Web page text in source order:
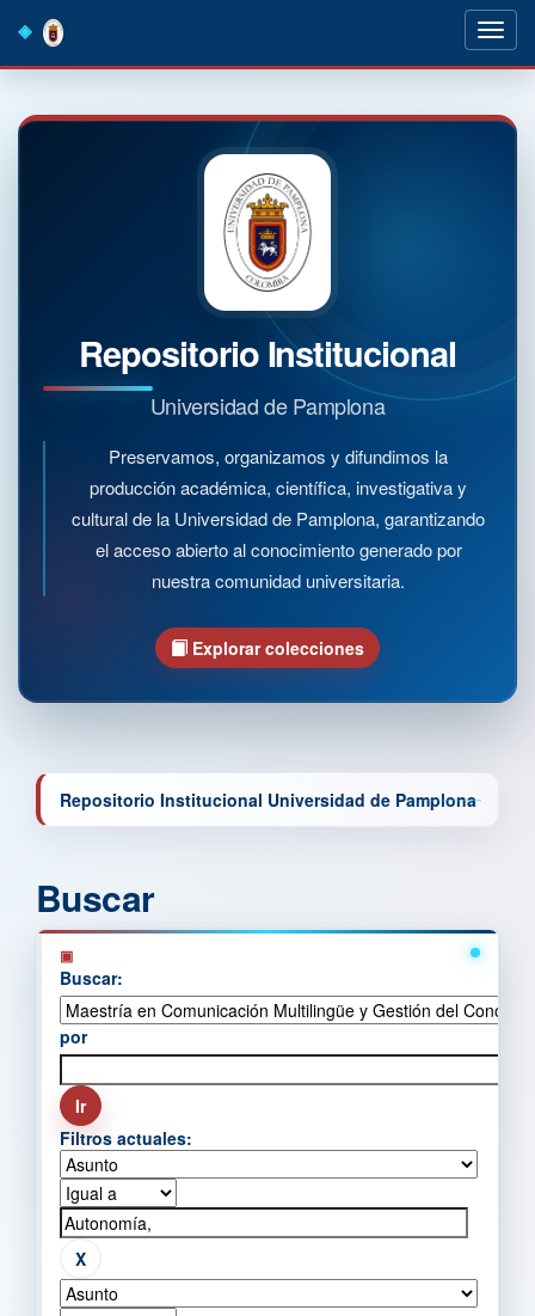
navigation
Repositorio Institucional
Universidad de Pamplona
Preservamos, organizamos y difundimos la
producción académica, científica, investigativa y
cultural de la Universidad de Pamplona, garantizando
el acceso abierto al conocimiento generado por
nuestra comunidad universitaria.
Explorar colecciones
Repositorio Institucional Universidad de Pamplona
Buscar
Buscar:
por
Filtros actuales: